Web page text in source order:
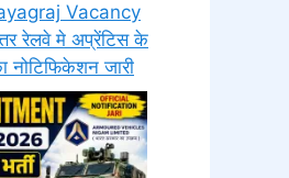
Vacancy
रेलवे मे अप्रेंटिस के
नोटिफिकेशन जारी